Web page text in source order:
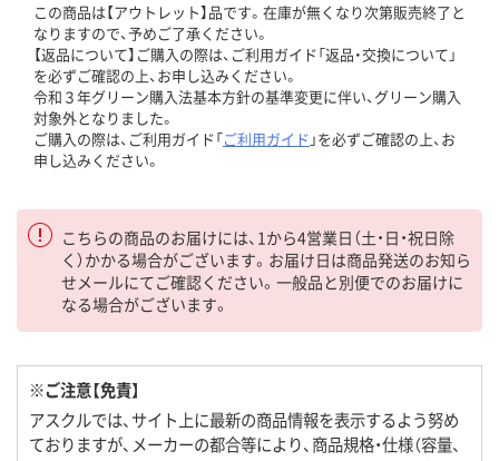
この商品は【アウトレット】品です。在庫が無くなり次第販売終了と
なりますので、予めご了承ください。
【返品について】ご購入の際は、ご利用ガイド「返品・交換について」
を必ずご確認の上、お申し込みください。
令和３年グリーン購入法基本方針の基準変更に伴い、グリーン購入
対象外となりました。
ご購入の際は、ご利用ガイド「ご利用ガイド 」を必ずご確認の上、お
申し込みください。
こちらの商品のお届けには、1から4営業日（土・日・祝日除
く）かかる場合がございます。お届け日は商品発送のお知ら
せメールにてご確認ください。一般品と別便でのお届けに
なる場合がございます。
※ご注意【免責】
アスクルでは、サイト上に最新の商品情報を表示するよう努め
ておりますが、メーカーの都合等により、商品規格・仕様（容量、